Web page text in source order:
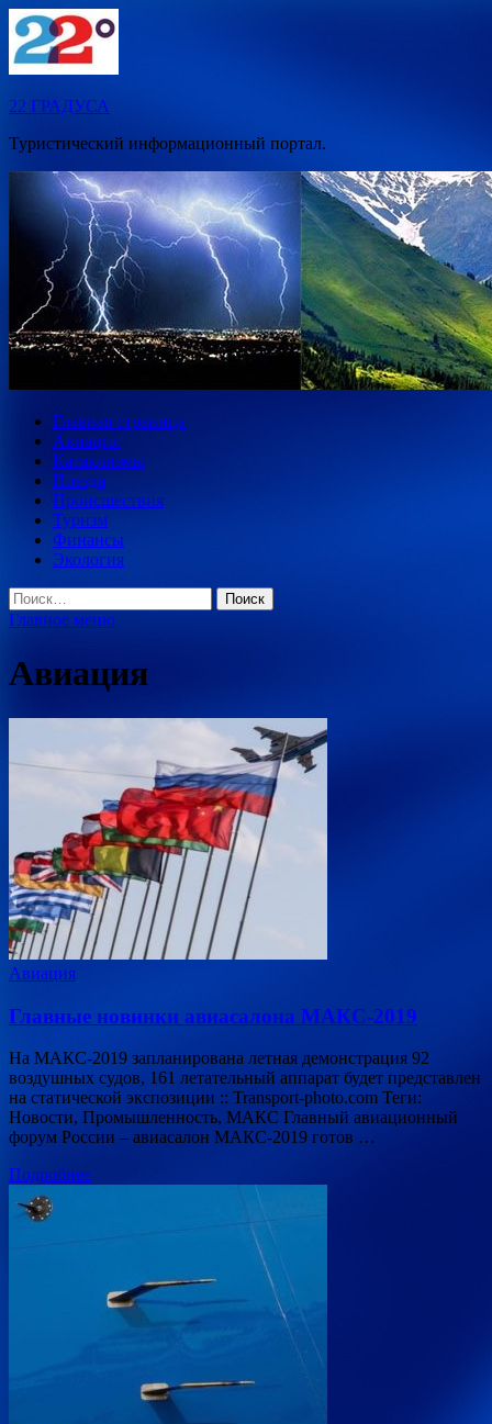
Перейти
к
содержимому
22 ГРАДУСА
Туристический информационный портал.
Главная страница
Авиация
Катаклизмы
Поезда
Происшествия
Туризм
Финансы
Экология
Найти:
Главное меню
Авиация
Авиация
Главные новинки авиасалона МАКС-2019
На МАКС-2019 запланирована летная демонстрация 92
воздушных судов, 161 летательный аппарат будет представлен
на статической экспозиции :: Transport-photo.com Теги:
Новости, Промышленность, МАКС Главный авиационный
форум России – авиасалон МАКС-2019 готов …
Подробнее